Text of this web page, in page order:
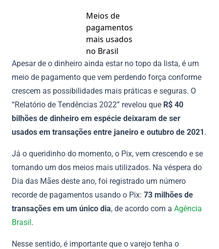
Meios de
pagamentos
mais usados
no Brasil
Apesar de o dinheiro ainda estar no topo da lista, é um
meio de pagamento que vem perdendo força conforme
crescem as possibilidades mais práticas e seguras. O
“Relatório de Tendências 2022” revelou que R$ 40
bilhões de dinheiro em espécie deixaram de ser
usados em transações entre janeiro e outubro de 2021.
Já o queridinho do momento, o Pix, vem crescendo e se
tornando um dos meios mais utilizados. Na véspera do
Dia das Mães deste ano, foi registrado um número
recorde de pagamentos usando o Pix: 73 milhões de
transações em um único dia, de acordo com a Agência
Brasil.
Nesse sentido, é importante que o varejo tenha o